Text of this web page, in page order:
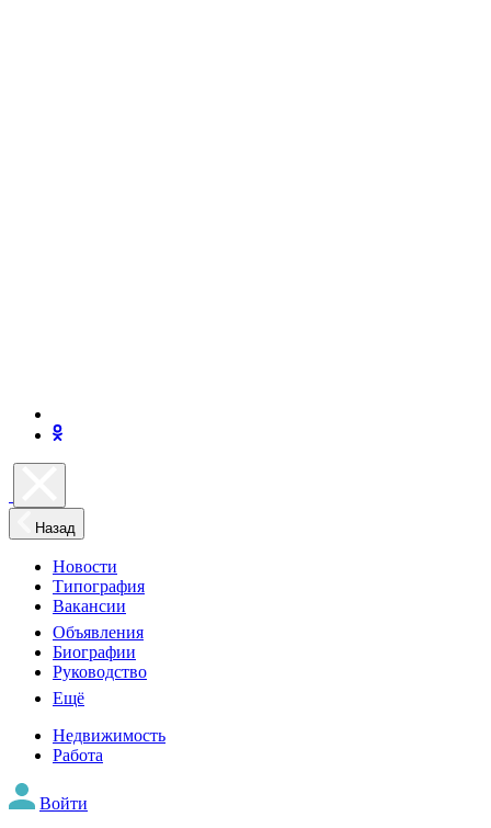
Назад
Новости
Типография
Вакансии
Объявления
Биографии
Руководство
Ещё
Недвижимость
Работа
Войти